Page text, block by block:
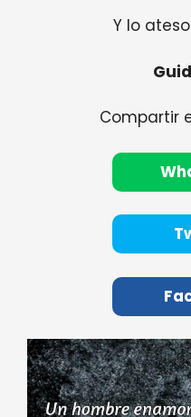
Y lo
Compartir